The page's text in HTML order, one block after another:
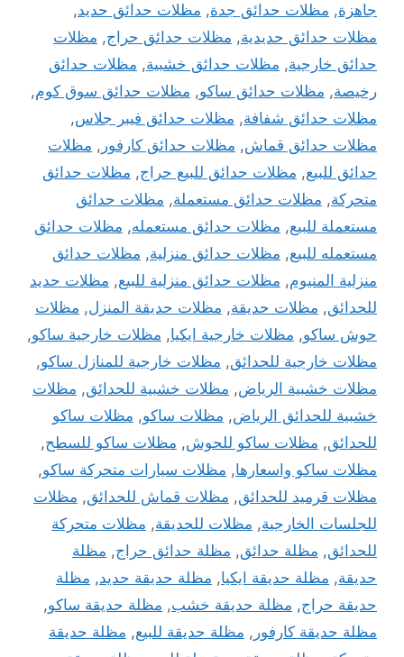
جاهزة, مظلات حدائق جدة, مظلات حدائق حديد,
مظلات حدائق حديدية, مظلات حدائق حراج, مظلات
حدائق خارجية, مظلات حدائق خشبية, مظلات حدائق
رخيصة, مظلات حدائق ساكو, مظلات حدائق سوق كوم,
مظلات حدائق شفافة, مظلات حدائق فيبر جلاس,
مظلات حدائق قماش, مظلات حدائق كارفور , مظلات
حدائق للبيع, مظلات حدائق للبيع حراج, مظلات حدائق
متحركة, مظلات حدائق مستعملة, مظلات حدائق
مستعملة للبيع, مظلات حدائق مستعمله, مظلات حدائق
مستعمله للبيع, مظلات حدائق منزلية, مظلات حدائق
منزلية المنيوم, مظلات حدائق منزلية للبيع, مظلات حديد
للحدائق, مظلات حديقة, مظلات حديقة المنزل, مظلات
حوش ساكو, مظلات خارجية ايكيا, مظلات خارجية ساكو,
مظلات خارجية للحدائق, مظلات خارجية للمنازل ساكو,
مظلات خشبية الرياض, مظلات خشبية للحدائق, مظلات
خشبية للحدائق الرياض, مظلات ساكو, مظلات ساكو
للحدائق, مظلات ساكو للحوش, مظلات ساكو للسطح,
مظلات ساكو واسعارها, مظلات سيارات متحركة ساكو,
مظلات قرميد للحدائق, مظلات قماش للحدائق, مظلات
للجلسات الخارجية, مظلات للحديقة, مظلات متحركة
للحدائق, مظلة حدائق, مظلة حدائق حراج, مظلة
حديقة, مظلة حديقة ايكيا, مظلة حديقة حديد, مظلة
حديقة حراج, مظلة حديقة خشب, مظلة حديقة ساكو,
مظلة حديقة كارفور , مظلة حديقة للبيع, مظلة حديقة